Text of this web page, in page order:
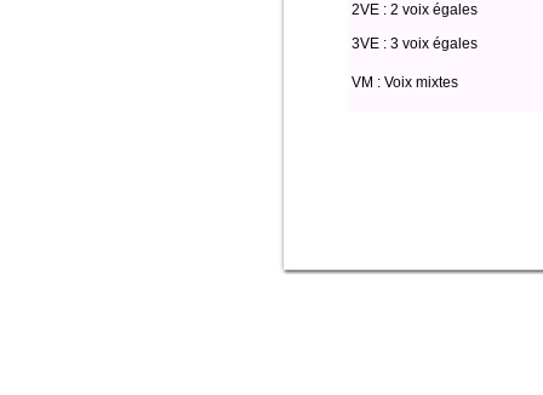
2VE : 2 voix égales
3VE : 3 voix égales
VM : Voix mixtes